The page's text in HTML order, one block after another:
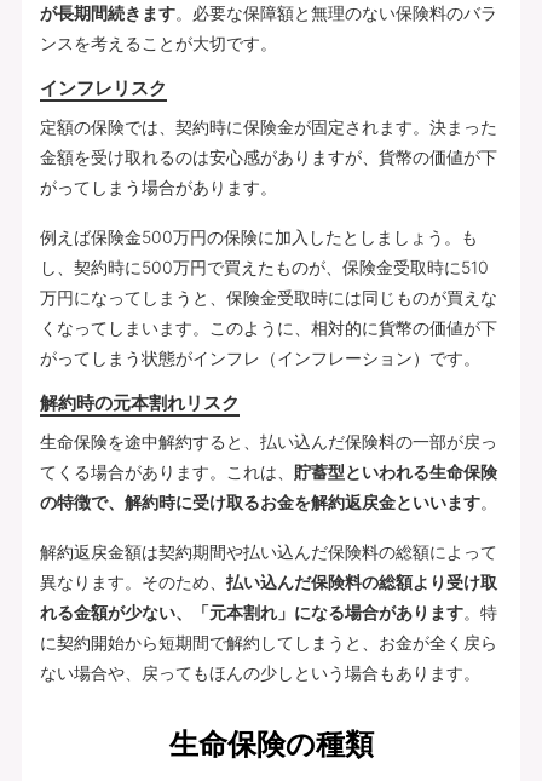
が長期間続きます。必要な保障額と無理のない保険料のバラ
ンスを考えることが大切です。
インフレリスク
定額の保険では、契約時に保険金が固定されます。決まった
金額を受け取れるのは安心感がありますが、貨幣の価値が下
がってしまう場合があります。
例えば保険金500万円の保険に加入したとしましょう。も
し、契約時に500万円で買えたものが、保険金受取時に510
万円になってしまうと、保険金受取時には同じものが買えな
くなってしまいます。このように、相対的に貨幣の価値が下
がってしまう状態がインフレ（インフレーション）です。
解約時の元本割れリスク
生命保険を途中解約すると、払い込んだ保険料の一部が戻っ
てくる場合があります。これは、 貯蓄型といわれる生命保険
の特徴で、解約時に受け取るお金を解約返戻金といいます。
解約返戻金額は契約期間や払い込んだ保険料の総額によって
異なります。そのため、 払い込んだ保険料の総額より受け取
れる金額が少ない、「元本割れ」になる場合があります。特
に契約開始から短期間で解約してしまうと、お金が全く戻ら
ない場合や、戻ってもほんの少しという場合もあります。
生命保険の種類